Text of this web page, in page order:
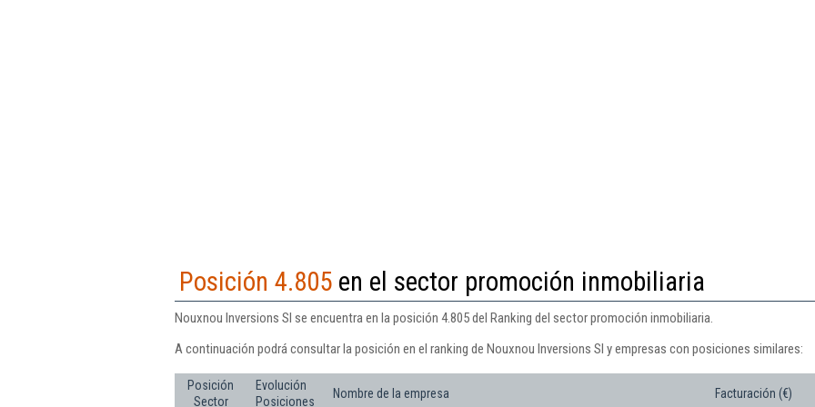
Posición 4.805 en el sector promoción inmobiliaria
Nouxnou Inversions Sl se encuentra en la posición 4.805 del Ranking del sector promoción inmobiliaria.
A continuación podrá consultar la posición en el ranking de Nouxnou Inversions Sl y empresas con posiciones similares:
Posición
Sector
Evolución
Posiciones
Nombre de la empresa Facturación (€)